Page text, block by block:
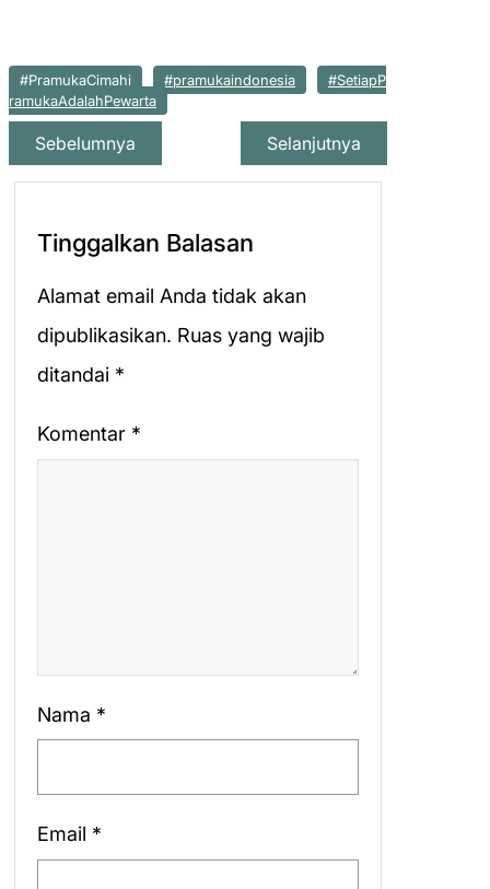
#PramukaCimahi #pramukaindonesia
#SetiapP
ramukaAdalahPewarta
Sebelumnya Selanjutnya
Tinggalkan Balasan
Alamat email Anda tidak akan
dipublikasikan. Ruas yang wajib
ditandai *
Komentar *
Nama *
Email *